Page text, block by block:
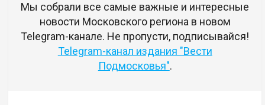
Мы собрали все самые важные и интересные
новости Московского региона в новом
Telegram-канале. Не пропусти, подписывайся!
Telegram-канал издания "Вести
Подмосковья".